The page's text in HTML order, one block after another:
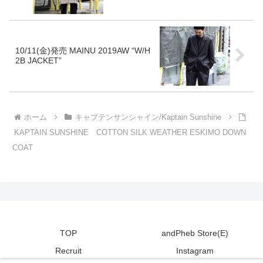
10/11(金)発売 MAINU 2019AW “W/H
2B JACKET”
ホーム
キャプテンサンシャイン/Kaptain Sunshine
KAPTAIN SUNSHINE COTTON SILK WEATHER ESKIMO DOWN
COAT
TOP
andPheb Store(E)
Recruit
Instagram